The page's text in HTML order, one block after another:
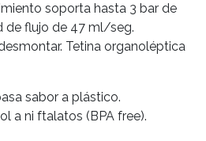
soporta hasta 3 bar de
de flujo de 47 ml/seg.
Tetina organoléptica
sabor a plástico.
a ni ftalatos (BPA free).